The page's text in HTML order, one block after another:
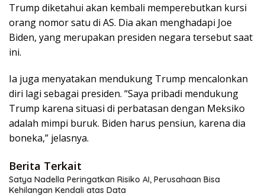
Trump diketahui akan kembali memperebutkan kursi
orang nomor satu di AS. Dia akan menghadapi Joe
Biden, yang merupakan presiden negara tersebut saat
ini.
Ia juga menyatakan mendukung Trump mencalonkan
diri lagi sebagai presiden. “Saya pribadi mendukung
Trump karena situasi di perbatasan dengan Meksiko
adalah mimpi buruk. Biden harus pensiun, karena dia
boneka,” jelasnya.
Berita Terkait
Satya Nadella Peringatkan Risiko AI, Perusahaan Bisa
Kehilangan Kendali atas Data